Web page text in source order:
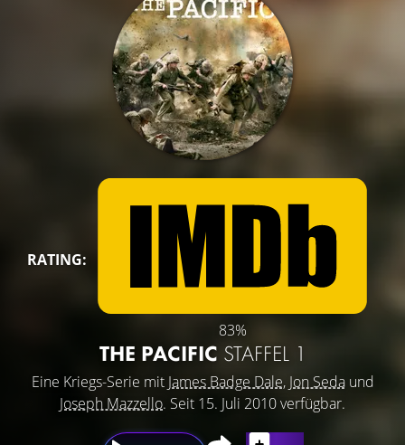
RATING:
83%
THE PACIFIC STAFFEL 1
Eine Kriegs-Serie mit James Badge Dale, Jon Sedaund
Joseph Mazzello. Seit 15. Juli 2010 verfügbar.